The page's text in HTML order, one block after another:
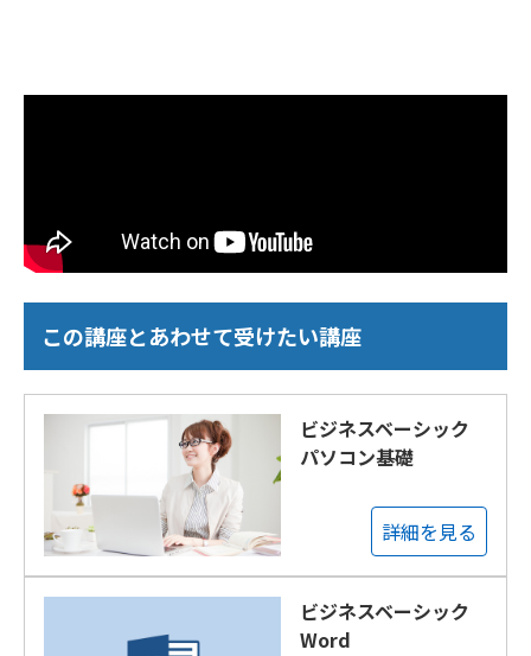
この講座とあわせて受けたい講座
ビジネスベーシック
パソコン基礎
詳細を見る
ビジネスベーシック
Word